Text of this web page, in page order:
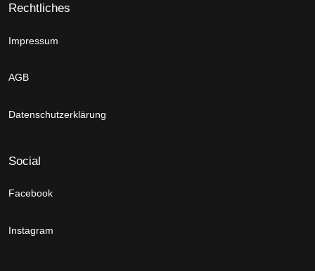
Rechtliches
Impressum
AGB
Datenschutzerklärung
Social
Facebook
Instagram